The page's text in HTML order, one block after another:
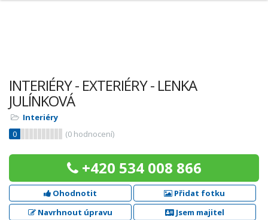
INTERIÉRY - EXTERIÉRY - LENKA
JULÍNKOVÁ
Interiéry
0
(0 hodnocení)
+420 534 008 866
Ohodnotit
Přidat fotku
Navrhnout úpravu
Jsem majitel